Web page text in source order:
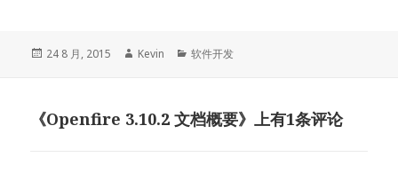
发
24 8 月, 2015
作
Kevin
分
软件开发
《Openfire 3.10.2 文档概要》上有1条评论